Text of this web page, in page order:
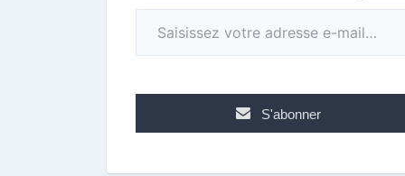
Saisissez votre adresse e-mail…
S'abonner